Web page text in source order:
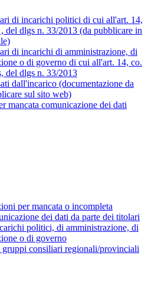
di incarichi politici di cui all'art. 14,
del dlgs n. 33/2013 (da pubblicare in
di incarichi di amministrazione, di
o di governo di cui all'art. 14, co.
del dlgs n. 33/2013
dall'incarico (documentazione da
sul sito web)
mancata comunicazione dei dati
per mancata o incompleta
dei dati da parte dei titolari
politici, di amministrazione, di
o di governo
gruppi consiliari regionali/provinciali